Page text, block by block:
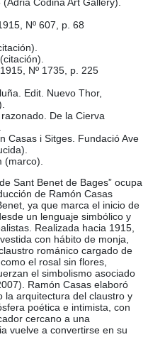
Codina Art Gallery).
Nº 607, p. 68
Nº 1735, p. 225
Edit. Nuevo Thor,
De la Cierva
Casas i Sitges. Fundació Ave
(marco).
Sant Benet de Bages” ocupa
de Ramón Casas
ya que marca el inicio de
un lenguaje simbólico y
Realizada hacia 1915,
con hábito de monja,
románico cargado de
el rosal sin flores,
el simbolismo asociado
Ramón Casas elaboró
la arquitectura del claustro y
poética e intimista, con
cercano a una
vuelve a convertirse en su